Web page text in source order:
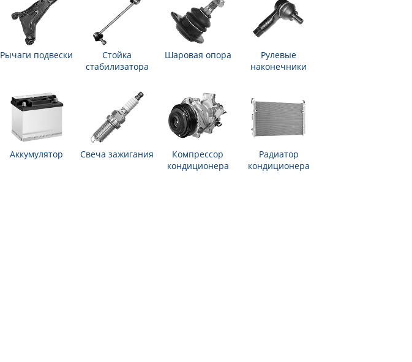
Рычаги подвески
Стойка
стабилизатора
Шаровая опора
Рулевые
наконечники
Аккумулятор Свеча зажигания
Компрессор
кондиционера
Радиатор
кондиционера